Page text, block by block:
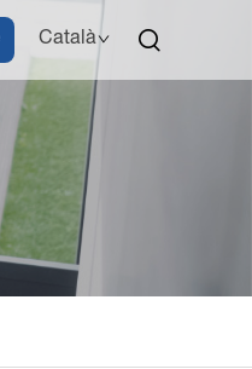
Català